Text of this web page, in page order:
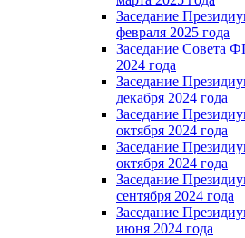
Заседание
февраля 2025 года
Заседание Совета
2024 года
Заседание
декабря 2024 года
Заседание
октября 2024 года
Заседание
октября 2024 года
Заседание
сентября 2024 года
Заседание
июня 2024 года